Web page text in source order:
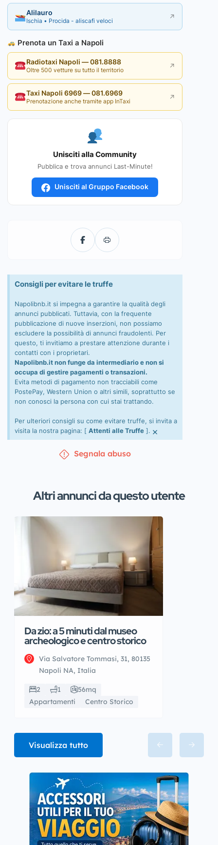
Alilauro
Ischia • Procida - aliscafi veloci ↗
Prenota un Taxi a Napoli
Radiotaxi Napoli — 081.8888
Oltre 500 vetture su tutto il territorio ↗
Taxi Napoli 6969 — 081.6969
Prenotazione anche tramite app InTaxi ↗
Unisciti alla Community
Pubblica e trova annunci Last-Minute!
Unisciti al Gruppo Facebook
Consigli per evitare le truffe
Napolibnb.it si impegna a garantire la qualità degli
annunci pubblicati. Tuttavia, con la frequente
pubblicazione di nuove inserzioni, non possiamo
escludere la possibilità di annunci fraudolenti. Per
questo, ti invitiamo a prestare attenzione durante i
contatti con i proprietari.
Napolibnb.it non funge da intermediario e non si
occupa di gestire pagamenti o transazioni.
Evita metodi di pagamento non tracciabili come
PostePay, Western Union o altri simili, soprattutto se
non conosci la persona con cui stai trattando.
Per ulteriori consigli su come evitare truffe, si invita a
visita la nostra pagina: [ Attenti alle Truffe ]. ×
Segnala abuso
Altri annunci da questo utente
Da zio: a 5 minuti dal museo
archeologico e centro storico
Via Salvatore Tommasi, 31, 80135
Napoli NA, Italia
2 1
56mq
Appartamenti
Centro Storico
Visualizza tutto